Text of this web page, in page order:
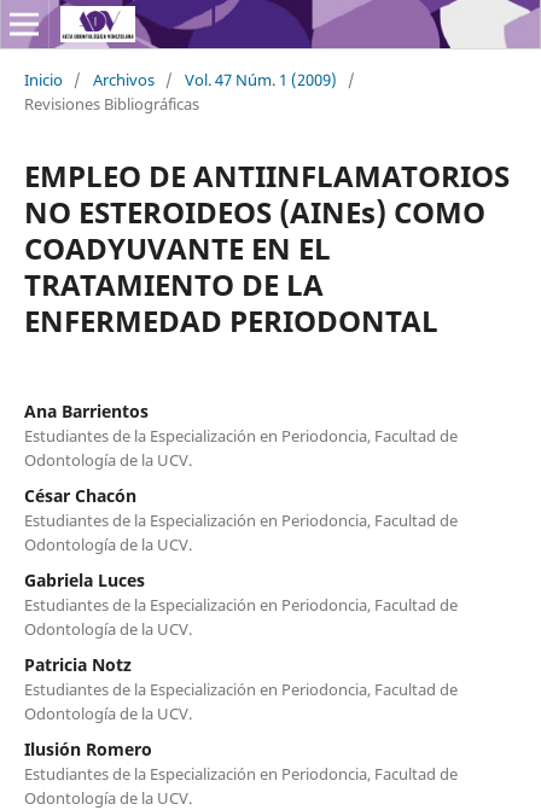
Inicio / Archivos / Vol. 47 Núm. 1 (2009)
/
Revisiones Bibliográficas
EMPLEO DE ANTIINFLAMATORIOS
NO ESTEROIDEOS (AINEs) COMO
COADYUVANTE EN EL
TRATAMIENTO DE LA
ENFERMEDAD PERIODONTAL
Ana Barrientos
Estudiantes de la Especialización en Periodoncia, Facultad de
Odontología de la UCV.
César Chacón
Estudiantes de la Especialización en Periodoncia, Facultad de
Odontología de la UCV.
Gabriela Luces
Estudiantes de la Especialización en Periodoncia, Facultad de
Odontología de la UCV.
Patricia Notz
Estudiantes de la Especialización en Periodoncia, Facultad de
Odontología de la UCV.
Ilusión Romero
Estudiantes de la Especialización en Periodoncia, Facultad de
Odontología de la UCV.